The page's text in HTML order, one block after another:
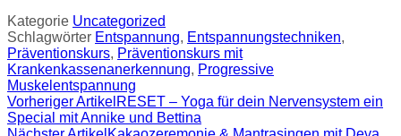
Kategorie Uncategorized
Schlagwörter Entspannung, Entspannungstechniken,
Präventionskurs, Präventionskurs mit
Krankenkassenanerkennung, Progressive
Muskelentspannung
Vorheriger Artikel RESET – Yoga für dein Nervensystem ein
Special mit Annike und Bettina